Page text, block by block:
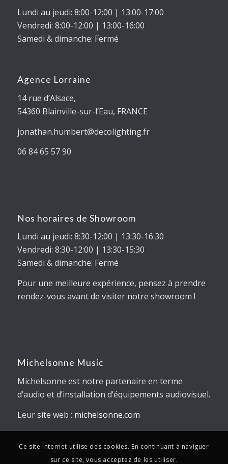
Lundi au jeudi: 8:00-12:00 | 13:00-17:00
Vendredi: 8:00-12:00 | 13:00-16:00
Samedi & dimanche: Fermé
Agence Lorraine
14 rue d’Alsace,
54360 Blainville-sur-l’Eau, FRANCE
jonathan.humbert@decolighting.fr
06 84 65 57 90
Nos horaires de Showroom
Lundi au jeudi: 8:30-12:00 | 13:30-16:30
Vendredi: 8:30-12:00 | 13:30-15:30
Samedi & dimanche: Fermé
Pour une meilleure expérience, pensez à prendre
rendez-vous avant de visiter notre showroom !
Michelsonne Music
Michelsonne est notre partenaire en terme
d’audio et d’installation d’équipements audiovisuel.
Leur site web : michelsonne.com
Ce site internet utilise des cookies. En continuant à naviguer
sur ce site, vous acceptez de les utiliser.